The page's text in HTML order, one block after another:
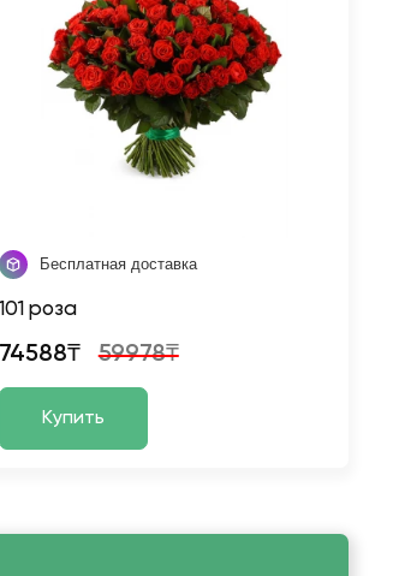
Бесплатная доставка
роза
74588₸ 59978₸
Купить